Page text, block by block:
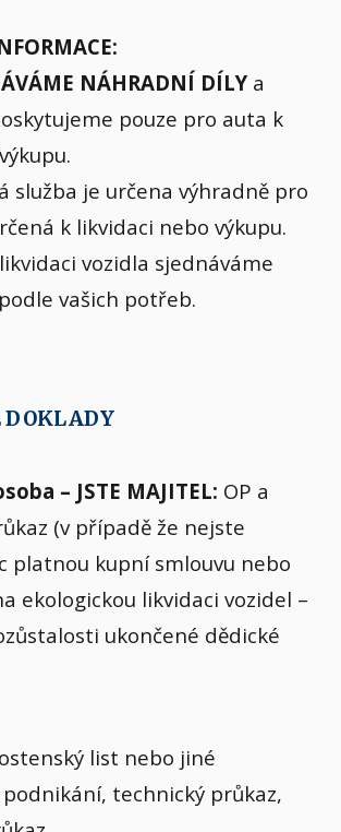
NÁHRADNÍ DÍLYa
pouze pro auta k
služba je určena výhradně pro
k likvidaci nebo výkupu.
vozidla sjednáváme
vašich potřeb.
DOKLADY
– JSTE MAJITEL: OP a
(v případě že nejste
platnou kupní smlouvu nebo
ekologickou likvidaci vozidel –
ukončené dědické
list nebo jiné
technický průkaz,